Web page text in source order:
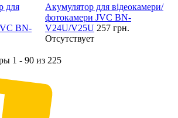
Акумулятор для відеокамери/
фотокамери JVC BN-
V24U/V25U 257 грн.
Отсутствует
1 - 90 из 225